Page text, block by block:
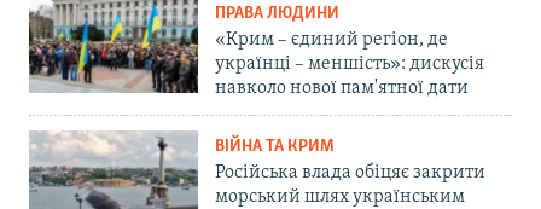
ПРАВА ЛЮДИНИ
«Крим – єдиний регіон, де
українці – меншість»: дискусія
навколо нової пам'ятної дати
ВІЙНА ТА КРИМ
Російська влада обіцяє закрити
морський шлях українським